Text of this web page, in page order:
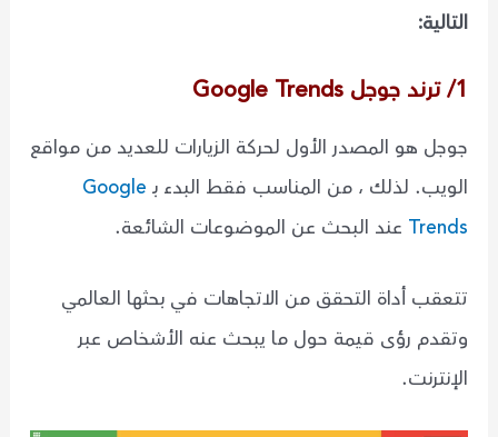
التالية:
1/ ترند جوجل Google Trends
جوجل هو المصدر الأول لحركة الزيارات للعديد من مواقع
الويب. لذلك ، من المناسب فقط البدء بـ Google
Trends عند البحث عن الموضوعات الشائعة.
تتعقب أداة التحقق من الاتجاهات في بحثها العالمي
وتقدم رؤى قيمة حول ما يبحث عنه الأشخاص عبر
الإنترنت.